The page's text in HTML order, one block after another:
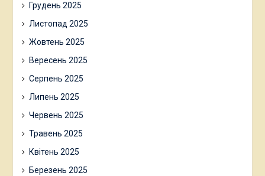
Грудень 2025
Листопад 2025
Жовтень 2025
Вересень 2025
Серпень 2025
Липень 2025
Червень 2025
Травень 2025
Квітень 2025
Березень 2025